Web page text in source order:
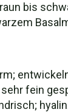
bis
fein